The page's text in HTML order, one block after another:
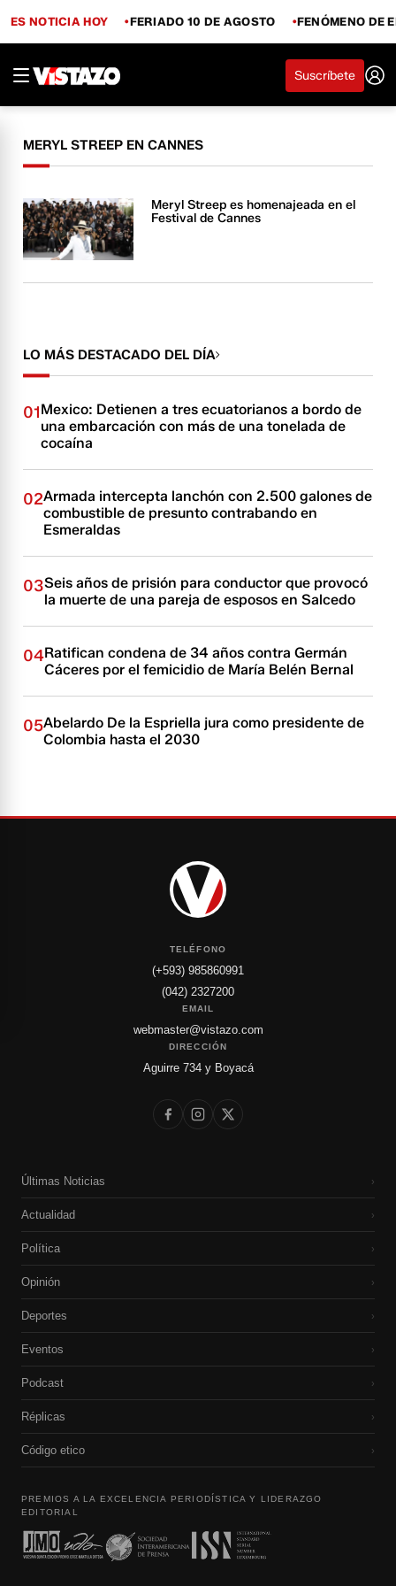
ES NOTICIA HOY FERIADO 10 DE AGOSTO FENÓMENO DE
Suscríbete
MERYL STREEP EN CANNES
Meryl Streep es homenajeada en el
Festival de Cannes
LO MÁS DESTACADO DEL DÍA
01Mexico: Detienen a tres ecuatorianos a bordo de
una embarcación con más de una tonelada de
cocaína
02Armada intercepta lanchón con 2.500 galones de
combustible de presunto contrabando en
Esmeraldas
03Seis años de prisión para conductor que provocó
la muerte de una pareja de esposos en Salcedo
04Ratifican condena de 34 años contra Germán
Cáceres por el femicidio de María Belén Bernal
05Abelardo De la Espriella jura como presidente de
Colombia hasta el 2030
TELÉFONO
(+593) 985860991
(042) 2327200
EMAIL
webmaster@vistazo.com
DIRECCIÓN
Aguirre 734 y Boyacá
Últimas Noticias ›
Actualidad ›
Política ›
Opinión ›
Deportes ›
Eventos ›
Podcast ›
Réplicas ›
Código etico ›
PREMIOS A LA EXCELENCIA PERIODÍSTICA Y LIDERAZGO
EDITORIAL